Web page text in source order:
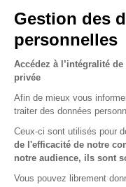
Gestion des
personnelles
Accédez à l’intégralité
privée
Afin de mieux vous
traiter des données
Ceux-ci sont utilisés pour
de l'efficacité de notre
notre audience, ils sont
Vous pouvez librement
Newsletter
Nous suivre sur les
MENTIONS LÉGALES
CONDITIONS
COOKIES